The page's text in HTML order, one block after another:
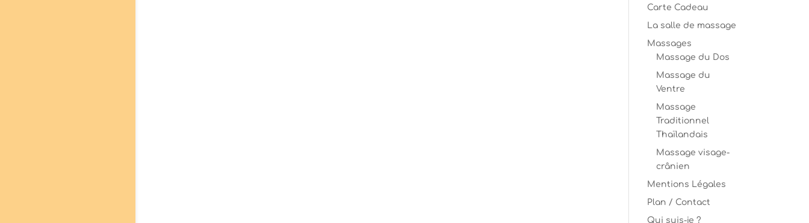
Carte Cadeau
La salle de massage
Massages
Massage du Dos
Massage du
Ventre
Massage
Traditionnel
Thaïlandais
Massage visage-
crânien
Mentions Légales
Plan / Contact
Qui suis-je ?